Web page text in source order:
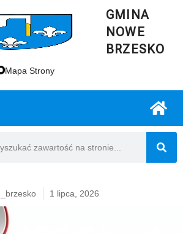
GMINA
NOWE
BRZESKO
Mapa Strony
1 lipca, 2026